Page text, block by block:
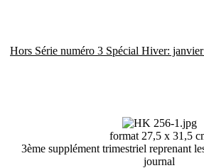
Hors Série numéro 3 Spécial Hiver:
format 27,5 x 31,5
3ème supplément trimestriel reprenant
journal